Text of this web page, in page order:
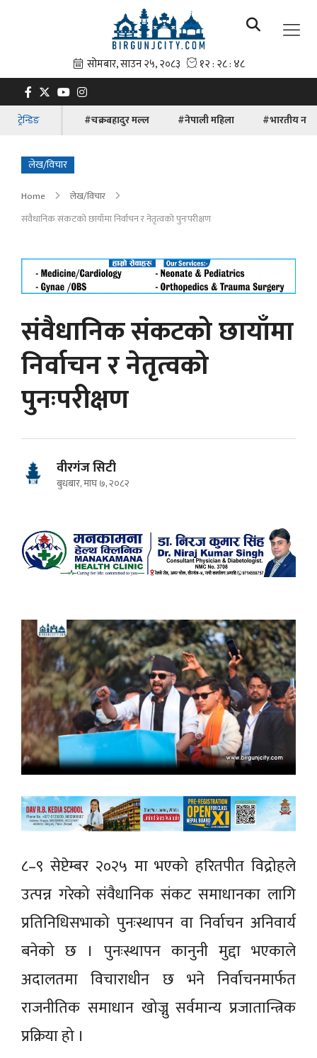
ट्रेन्डिङ #चक्रबहादुर मल्ल #नेपाली महिला #भारतीय
लेख/विचार
Home
लेख/विचार
संवैधानिक संकटको छायाँमा निर्वाचन र नेतृत्वको पुनःपरीक्षण
संवैधानिक संकटको छायाँमा
निर्वाचन र नेतृत्वको
पुनःपरीक्षण
वीरगंज सिटी
बुधबार, माघ ७, २०८२
८–९ सेप्टेम्बर २०२५ मा भएको हरितपीत विद्रोहले
उत्पन्न गरेको संवैधानिक संकट समाधानका लागि
प्रतिनिधिसभाको पुनःस्थापन वा निर्वाचन अनिवार्य
बनेको छ । पुनःस्थापन कानुनी मुद्दा भएकाले
अदालतमा विचाराधीन छ भने निर्वाचनमार्फत
राजनीतिक समाधान खोज्नु सर्वमान्य प्रजातान्त्रिक
प्रक्रिया हो ।